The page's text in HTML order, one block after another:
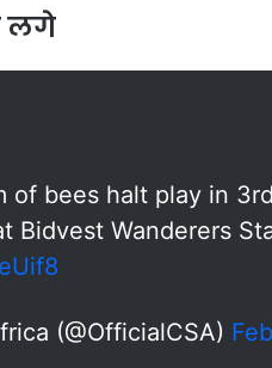
लगे
of bees halt play in 3rd
Bidvest Wanderers
(@OfficialCSA)